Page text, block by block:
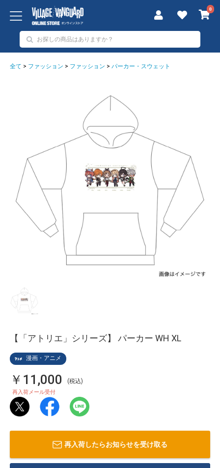
0
全て > ファッション > ファッション > パーカー・スウェット
漫画・アニメ
【「アトリエ」シリーズ】 パーカー WH XL
￥11,000 (税込)
再入荷メール受付
再入荷したらお知らせを受け取る